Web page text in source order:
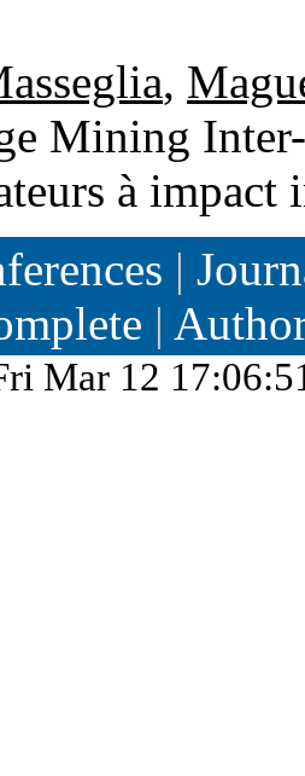
,
Mining
à impact
|
|
Mar 12